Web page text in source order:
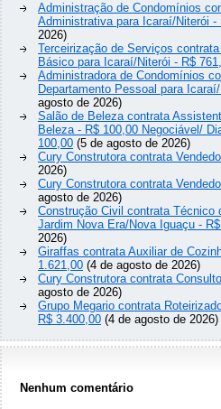
Administração de Condomínios
Administrativa para Icaraí/Niterói -
2026)
Terceirização de Serviços
Básico para Icaraí/Niterói - R$
Administradora de Condomínios
Departamento Pessoal para
agosto de 2026)
Salão de Beleza contrata
Beleza - R$ 100,00 Negociável/
100,00 (5 de agosto de 2026)
Cury Construtora contrata
2026)
Cury Construtora contrata
agosto de 2026)
Construção Civil contrata Técnico
Jardim Nova Era/Nova Iguaçu -
2026)
Giraffas contrata Auxiliar de
1.621,00 (4 de agosto de 2026)
Cury Construtora contrata
agosto de 2026)
Grupo Megario contrata
R$ 3.400,00 (4 de agosto de 2026)
Nenhum comentário